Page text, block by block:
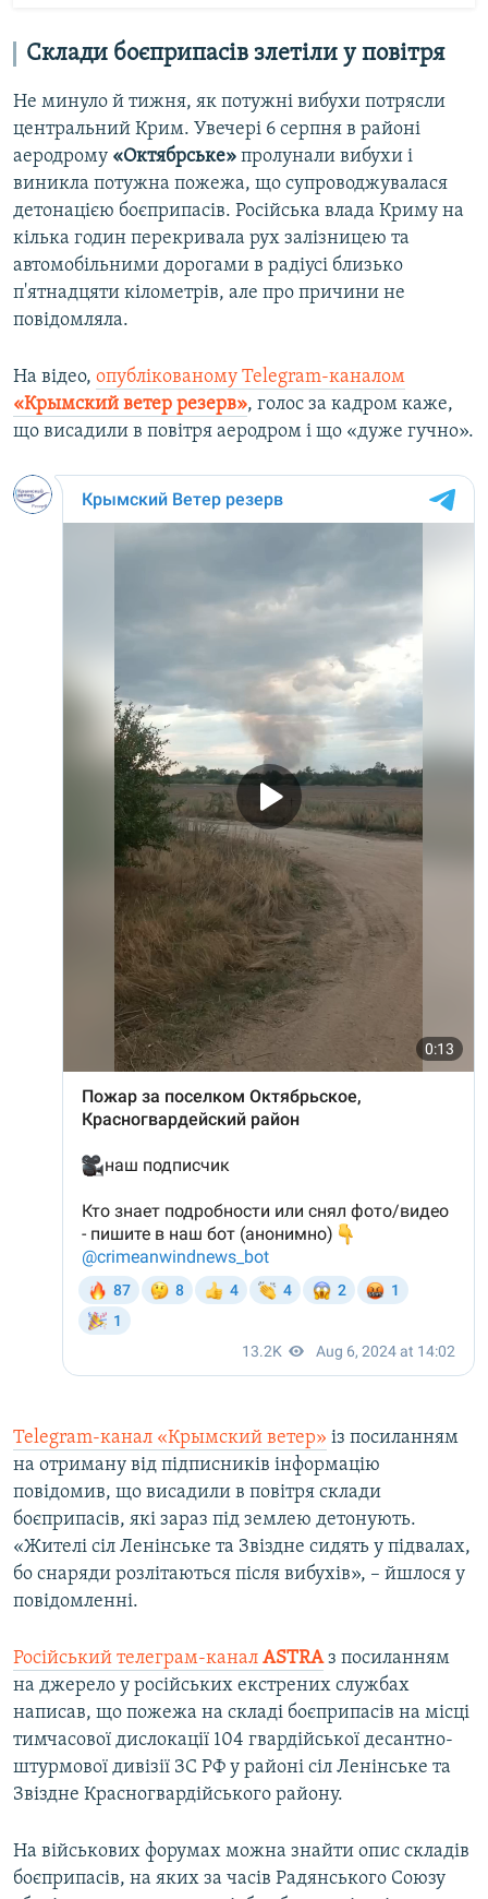
Склади боєприпасів злетіли у повітря
Не минуло й тижня, як потужні вибухи потрясли
центральний Крим. Увечері 6 серпня в районі
аеродрому «Октябрське» пролунали вибухи і
виникла потужна пожежа, що супроводжувалася
детонацією боєприпасів. Російська влада Криму на
кілька годин перекривала рух залізницею та
автомобільними дорогами в радіусі близько
п'ятнадцяти кілометрів, але про причини не
повідомляла.
На відео, опублікованому Telegram-каналом
«Крымский ветер резерв», голос за кадром каже,
що висадили в повітря аеродром і що «дуже гучно».
Telegram-канал «Крымский ветер» із посиланням
на отриману від підписників інформацію
повідомив, що висадили в повітря склади
боєприпасів, які зараз під землею детонують.
«Жителі сіл Ленінське та Звіздне сидять у підвалах,
бо снаряди розлітаються після вибухів», – йшлося у
повідомленні.
Російський телеграм-канал ASTRAз посиланням
на джерело у російських екстрених службах
написав, що пожежа на складі боєприпасів на місці
тимчасової дислокації 104 гвардійської десантно-
штурмової дивізії ЗС РФ у районі сіл Ленінське та
Звіздне Красногвардійського району.
На військових форумах можна знайти опис складів
боєприпасів, на яких за часів Радянського Союзу